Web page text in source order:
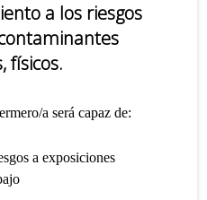
a los riesgos
físicos.
a será capaz de:
a exposiciones